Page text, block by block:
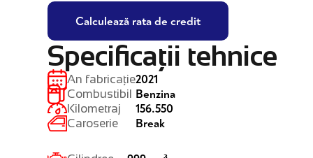
Calculează rata de credit
Specificații tehnice
An fabricație
Combustibil
Kilometraj
Caroserie
2021
Benzina
156.550
Break